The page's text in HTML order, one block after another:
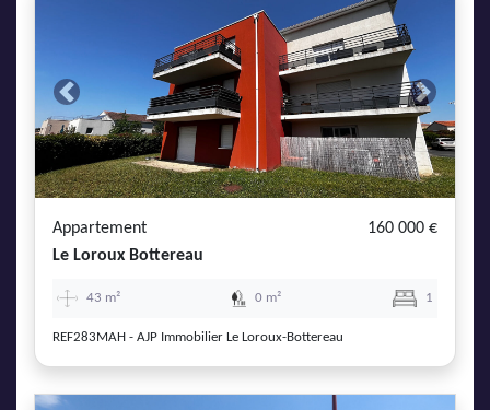
Previous Next
Appartement
160 000 €
Le Loroux Bottereau
43 m² 0 m² 1
REF283MAH - AJP Immobilier Le Loroux-Bottereau